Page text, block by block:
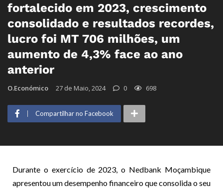
fortalecido em 2023, crescimento
consolidado e resultados recordes,
lucro foi MT 706 milhões, um
aumento de 4,3% face ao ano
anterior
O.Económico 27 de Maio, 2024 0 698
Compartilhar no Facebook
Durante o exercício de 2023, o Nedbank Moçambique
apresentou um desempenho financeiro que consolida o seu